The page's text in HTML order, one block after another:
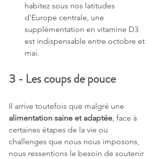
habitez sous nos latitudes
d'Europe centrale, une
supplémentation en vitamine D3
est indispensable entre octobre et
mai.
3 - Les coups de pouce
Il arrive toutefois que malgré une
alimentation saine et adaptée , face à
certaines étapes de la vie ou
challenges que nous nous imposons,
nous ressentions le besoin de soutenir